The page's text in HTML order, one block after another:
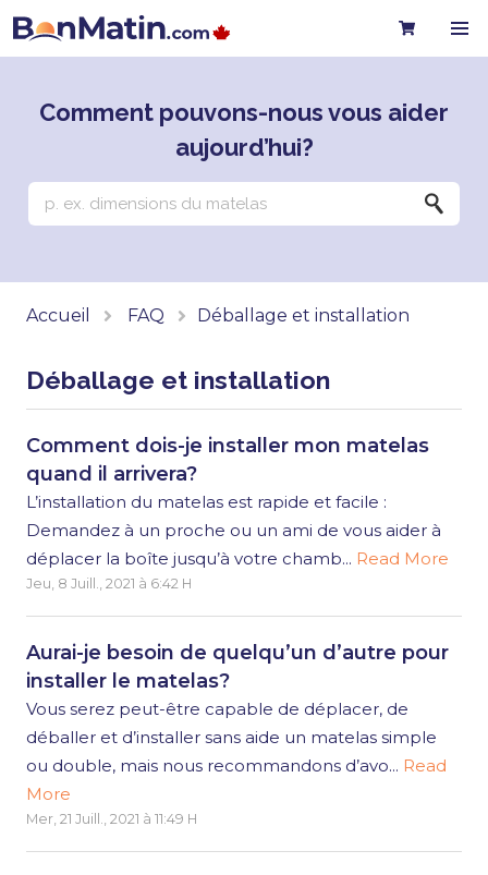
Comment pouvons-nous vous aider
aujourd’hui?
Accueil FAQ Déballage et installation
Déballage et installation
Comment dois-je installer mon matelas
quand il arrivera?
L’installation du matelas est rapide et facile :
Demandez à un proche ou un ami de vous aider à
déplacer la boîte jusqu’à votre chamb... Read More
Jeu, 8 Juill., 2021 à 6:42 H
Aurai-je besoin de quelqu’un d’autre pour
installer le matelas?
Vous serez peut-être capable de déplacer, de
déballer et d’installer sans aide un matelas simple
ou double, mais nous recommandons d’avo... Read
More
Mer, 21 Juill., 2021 à 11:49 H